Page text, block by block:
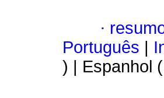
·
Português
) | Espanhol (